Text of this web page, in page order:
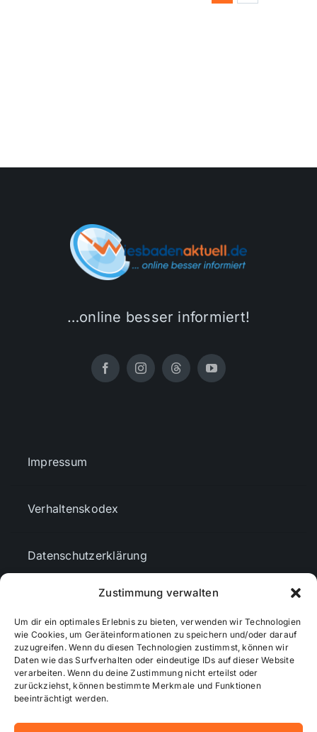
Zustimmung verwalten
Um dir ein optimales Erlebnis zu bieten, verwenden wir Technologien
wie Cookies, um Geräteinformationen zu speichern und/oder darauf
zuzugreifen. Wenn du diesen Technologien zustimmst, können wir
Daten wie das Surfverhalten oder eindeutige IDs auf dieser Website
verarbeiten. Wenn du deine Zustimmung nicht erteilst oder
zurückziehst, können bestimmte Merkmale und Funktionen
beeinträchtigt werden.
…online besser informiert!
Impressum
Verhaltenskodex
Datenschutzerklärung
Cookie-Richtlinie (EU)
Mediendaten